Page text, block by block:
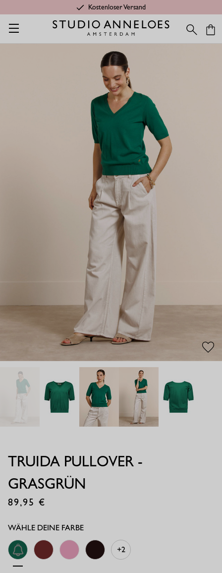
Kostenloser Versand
Startseite Shop Anlässe Summer Styles Truida pullover -
TRUIDA PULLOVER -
GRASGRÜN
89,95
WÄHLE DEINE FARBE
+2